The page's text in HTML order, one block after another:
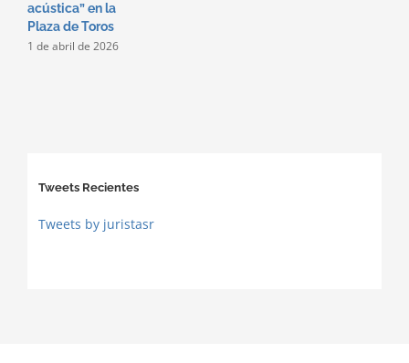
acústica” en la
Plaza de Toros
1 de abril de 2026
Tweets Recientes
Tweets by juristasr